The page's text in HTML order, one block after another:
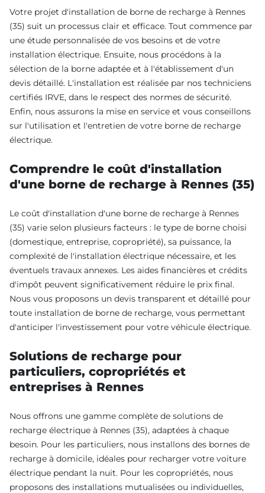
Votre projet d'installation de borne de recharge à Rennes
(35) suit un processus clair et efficace. Tout commence par
une étude personnalisée de vos besoins et de votre
installation électrique. Ensuite, nous procédons à la
sélection de la borne adaptée et à l'établissement d'un
devis détaillé. L'installation est réalisée par nos techniciens
certifiés IRVE, dans le respect des normes de sécurité.
Enfin, nous assurons la mise en service et vous conseillons
sur l'utilisation et l'entretien de votre borne de recharge
électrique.
Comprendre le coût d'installation
d'une borne de recharge à Rennes (35)
Le coût d'installation d'une borne de recharge à Rennes
(35) varie selon plusieurs facteurs : le type de borne choisi
(domestique, entreprise, copropriété), sa puissance, la
complexité de l'installation électrique nécessaire, et les
éventuels travaux annexes. Les aides financières et crédits
d'impôt peuvent significativement réduire le prix final.
Nous vous proposons un devis transparent et détaillé pour
toute installation de borne de recharge, vous permettant
d'anticiper l'investissement pour votre véhicule électrique.
Solutions de recharge pour
particuliers, copropriétés et
entreprises à Rennes
Nous offrons une gamme complète de solutions de
recharge électrique à Rennes (35), adaptées à chaque
besoin. Pour les particuliers, nous installons des bornes de
recharge à domicile, idéales pour recharger votre voiture
électrique pendant la nuit. Pour les copropriétés, nous
proposons des installations mutualisées ou individuelles,